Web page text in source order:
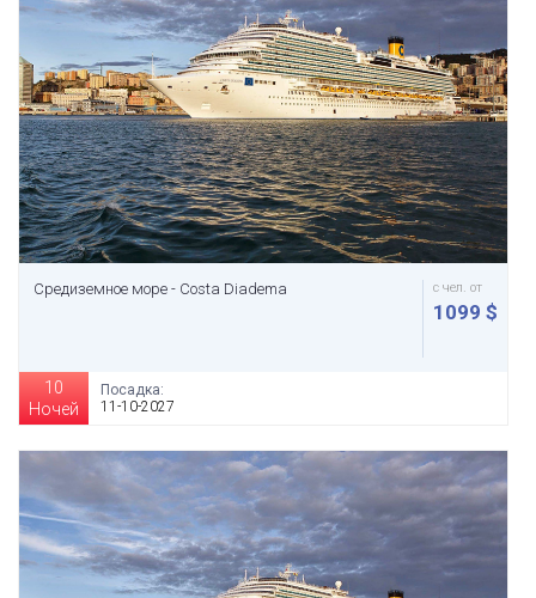
Средиземное море - Costa Diadema с чел. от
1099 $
10
Ночей
Посадка:
11-10-2027